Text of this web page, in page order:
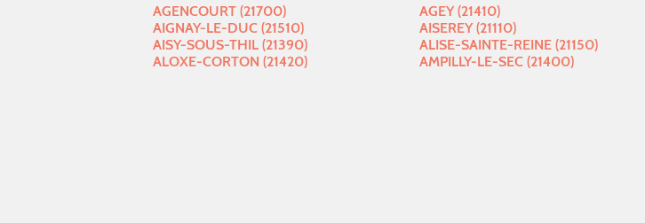
AGENCOURT (21700) AGEY (21410)
AIGNAY-LE-DUC (21510)
AISEREY (21110)
AISY-SOUS-THIL (21390)
ALISE-SAINTE-REINE (21150)
ALOXE-CORTON (21420)
AMPILLY-LE-SEC (21400)